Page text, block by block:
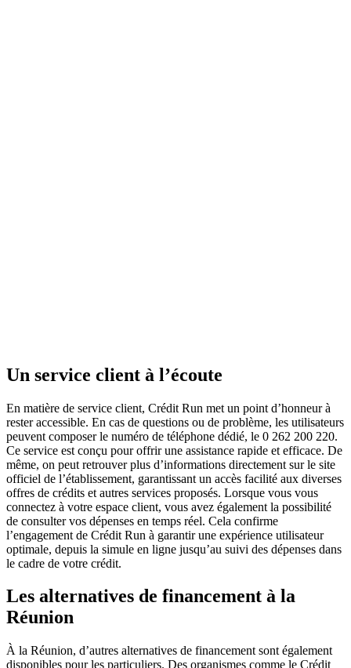
Un service client à l’écoute
En matière de service client, Crédit Run met un point d’honneur à
rester accessible. En cas de questions ou de problème, les utilisateurs
peuvent composer le numéro de téléphone dédié, le 0 262 200 220.
Ce service est conçu pour offrir une assistance rapide et efficace. De
même, on peut retrouver plus d’informations directement sur le site
officiel de l’établissement, garantissant un accès facilité aux diverses
offres de crédits et autres services proposés. Lorsque vous vous
connectez à votre espace client, vous avez également la possibilité
de consulter vos dépenses en temps réel. Cela confirme
l’engagement de Crédit Run à garantir une expérience utilisateur
optimale, depuis la simule en ligne jusqu’au suivi des dépenses dans
le cadre de votre crédit.
Les alternatives de financement à la
Réunion
À la Réunion, d’autres alternatives de financement sont également
disponibles pour les particuliers. Des organismes comme le Crédit